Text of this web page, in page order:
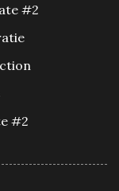
#2
#2